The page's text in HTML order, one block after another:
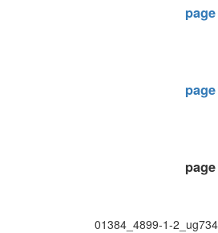
page
page
01384_4899-1-